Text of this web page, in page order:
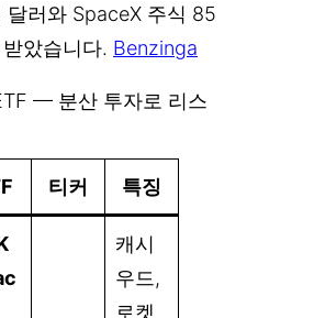
달러와 SpaceX 주식 85
았습니다. Benzinga
— 분산 투자로 리스
티커 특징
캐시
우드,
로켓